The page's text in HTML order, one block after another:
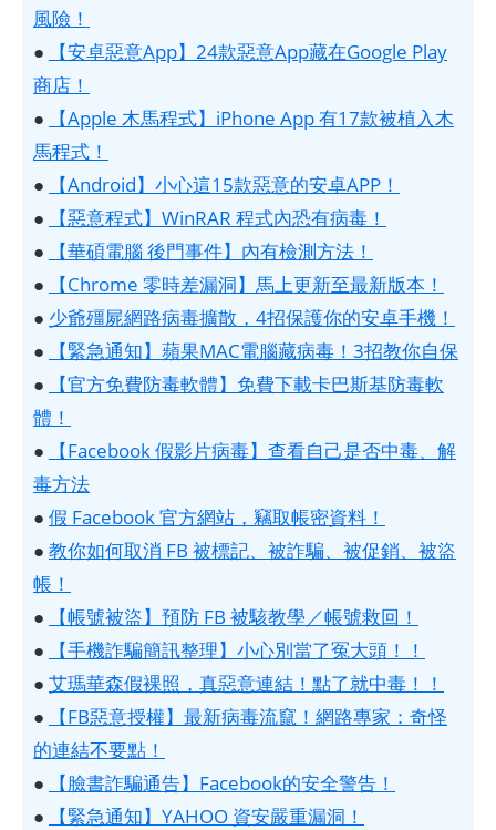
風險！
●
【安卓惡意App】24款惡意App藏在Google Play
商店！
●
【Apple 木馬程式】iPhone App 有17款被植入木
馬程式！
●
【Android】小心這15款惡意的安卓APP！
●
【惡意程式】WinRAR 程式內恐有病毒！
●
【華碩電腦 後門事件】內有檢測方法！
●
【Chrome 零時差漏洞】馬上更新至最新版本！
● 少爺殭屍網路病毒擴散，4招保護你的安卓手機！
●
【緊急通知】蘋果MAC電腦藏病毒！3招教你自保
●
【官方免費防毒軟體】免費下載卡巴斯基防毒軟
體！
●
【Facebook 假影片病毒】查看自己是否中毒、解
毒方法
● 假 Facebook 官方網站，竊取帳密資料！
● 教你如何取消 FB 被標記、被詐騙、被促銷、被盜
帳！
●
【帳號被盜】預防 FB 被駭教學／帳號救回！
●
【手機詐騙簡訊整理】小心別當了冤大頭！！
● 艾瑪華森假裸照，真惡意連結！點了就中毒！！
●
【FB惡意授權】最新病毒流竄！網路專家：奇怪
的連結不要點！
●
【臉書詐騙通告】Facebook的安全警告！
●
【緊急通知】YAHOO 資安嚴重漏洞！